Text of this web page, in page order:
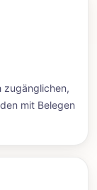
zugänglichen,
mit Belegen